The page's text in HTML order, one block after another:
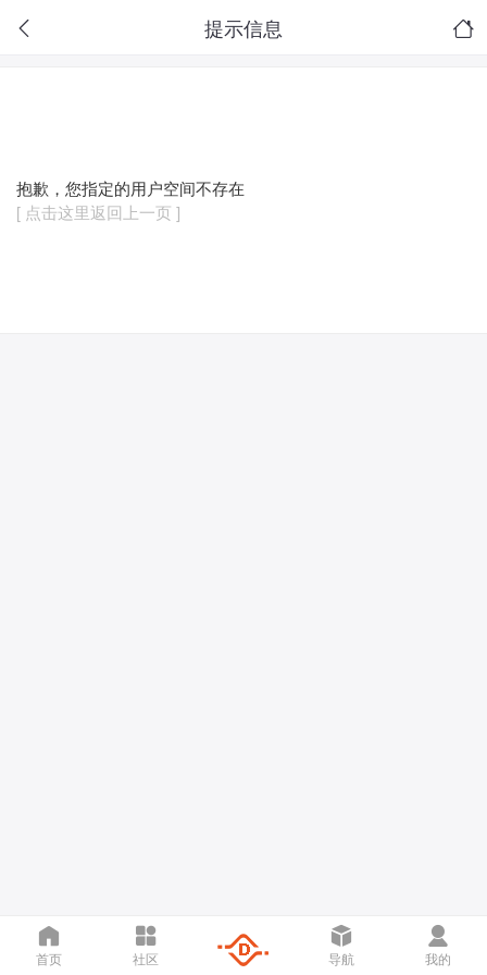
提示信息
抱歉，您指定的用户空间不存在
[ 点击这里返回上一页 ]
首页 社区 导航 我的